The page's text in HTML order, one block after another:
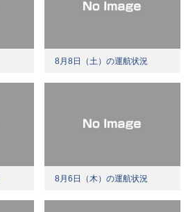
8月8日（土）の運航状況
8月6日（木）の運航状況